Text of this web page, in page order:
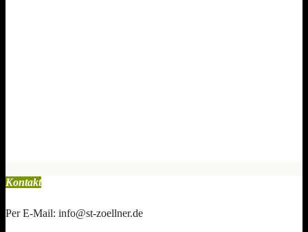
Kontakt
Per E-Mail: info@st-zoellner.de